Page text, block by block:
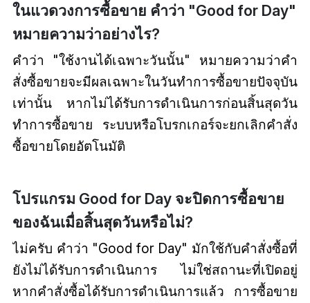
ในแวดวงการซื้อขาย คำว่า "Good for Day"
หมายความว่าอย่างไร?
คำว่า "ใช้งานได้เฉพาะวันนั้น" หมายความว่าคำ
สั่งซื้อขายจะมีผลเฉพาะในวันทำการซื้อขายปัจจุบัน
เท่านั้น หากไม่ได้รับการดำเนินการก่อนสิ้นสุดวัน
ทำการซื้อขาย ระบบหรือโบรกเกอร์จะยกเลิกคำสั่ง
ซื้อขายโดยอัตโนมัติ
โปรแกรม Good for Day จะปิดการซื้อขาย
ของฉันเมื่อสิ้นสุดวันหรือไม่?
ไม่ครับ คำว่า "Good for Day" มักใช้กับคำสั่งซื้อที่
ยังไม่ได้รับการดำเนินการ ไม่ใช่สถานะที่เปิดอยู่
หากคำสั่งซื้อได้รับการดำเนินการแล้ว การซื้อขาย